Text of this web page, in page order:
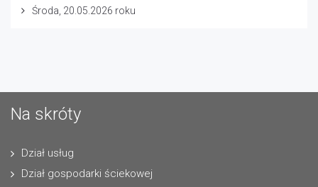
Środa, 20.05.2026 roku
Na skróty
Dział usług
Dział gospodarki ściekowej